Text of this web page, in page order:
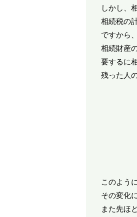
しかし、
相続税の
ですから
相続財産
要するに
残った人
このよう
その変化
また先ほ